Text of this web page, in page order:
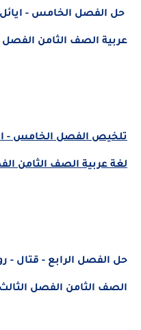
حل الفصل الخامس -
عربية الصف الثامن الفصل
تلخيص الفصل الخامس -
لغة عربية الصف الثامن
حل الفصل الرابع - قتال -
الصف الثامن الفصل الثالث 2021